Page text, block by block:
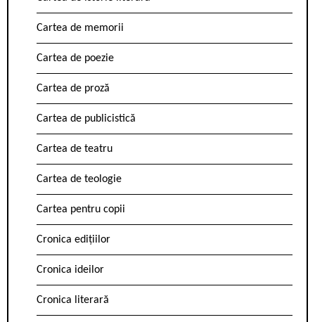
Cartea de memorii
Cartea de poezie
Cartea de proză
Cartea de publicistică
Cartea de teatru
Cartea de teologie
Cartea pentru copii
Cronica edițiilor
Cronica ideilor
Cronica literară